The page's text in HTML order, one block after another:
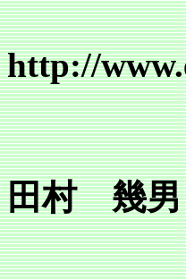
Ｅ－ｍ
http://
田村 幾男